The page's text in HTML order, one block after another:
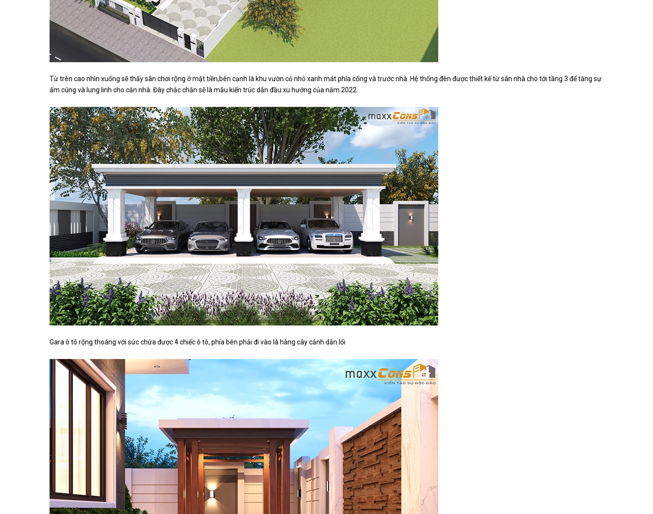
Từ trên cao nhìn xuống sẽ thấy sân chơi rộng ở mặt tiền,bên cạnh là khu vườn cỏ nhỏ xanh mát phía cổng và trước nhà. Hệ thống đèn được thiết kế từ sân nhà cho tới tầng 3 để tăng sự
ấm cúng và lung linh cho căn nhà. Đây chắc chắn sẽ là mẫu kiến trúc dẫn đầu xu hướng của năm 2022.
Gara ô tô rộng thoáng với sức chứa được 4 chiếc ô tô, phía bên phải đi vào là hàng cây cảnh dẫn lối